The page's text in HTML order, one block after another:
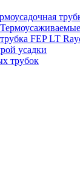
усадки
трубок